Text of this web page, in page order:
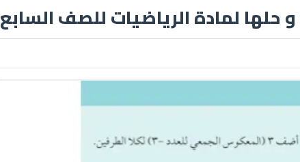
حلها لمادة الرياضيات للصف السابع